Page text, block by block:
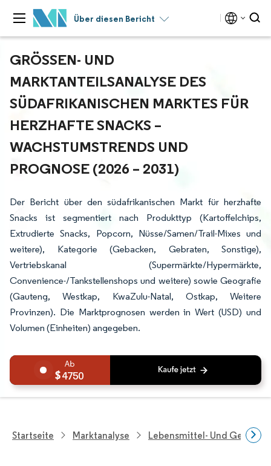
Über diesen Bericht
GRÖSSEN- UND M
ARKTANTEILSANALYSE DES S
ÜDAFRIKANISCHEN MARKTES FÜR H
ERZHAFTE SNACKS – W
ACHSTUMSTRENDS UND P
ROGNOSE (2026 – 2031)
Der Bericht über den südafrikanischen Markt für herzhafte
Snacks ist segmentiert nach Produkttyp (Kartoffelchips,
Extrudierte Snacks, Popcorn, Nüsse/Samen/Trail-Mixes und
weitere), Kategorie (Gebacken, Gebraten, Sonstige),
Vertriebskanal (Supermärkte/Hypermärkte,
Convenience-/Tankstellenshops und weitere) sowie Geografie
(Gauteng, Westkap, KwaZulu-Natal, Ostkap, Weitere
Provinzen). Die Marktprognosen werden in Wert (USD) und
Volumen (Einheiten) angegeben.
4750
Startseite Marktanalyse Lebensmittel- Und